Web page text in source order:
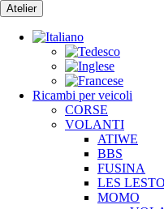
Vai
al
contenuto
Atelier
Ricambi per veicoli
CORSE
VOLANTI
ATIWE
BBS
FUSINA
LES
MOMO